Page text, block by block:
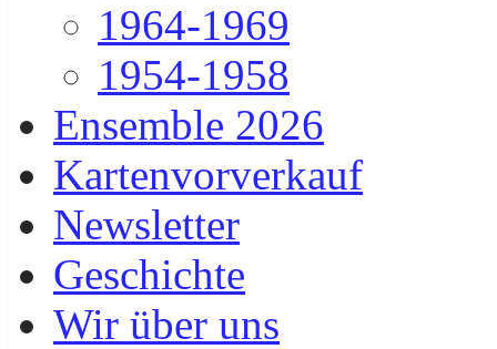
1964-1969
1954-1958
Ensemble 2026
Kartenvorverkauf
Newsletter
Geschichte
Wir über uns